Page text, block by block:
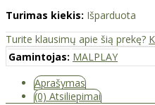
Turimas kiekis: Išparduota
Turite klausimų apie šią prekę?
Gamintojas: MALPLAY
Aprašymas
(0) Atsiliepimai